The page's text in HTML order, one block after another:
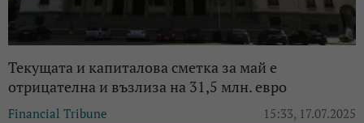
Текущата и капиталова сметка за май е
отрицателна и възлиза на 31,5 млн. евро
Financial Tribune 15:33, 17.07.2025